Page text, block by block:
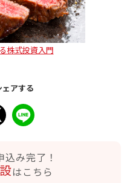
株式投資入門
ェアする
込み完了！
はこちら